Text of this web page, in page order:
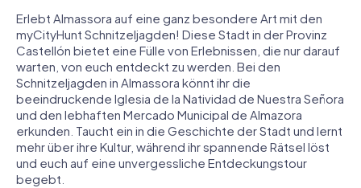
Erlebt Almassora auf eine ganz besondere Art mit den
myCityHunt Schnitzeljagden! Diese Stadt in der Provinz
Castellón bietet eine Fülle von Erlebnissen, die nur darauf
warten, von euch entdeckt zu werden. Bei den
Schnitzeljagden in Almassora könnt ihr die
beeindruckende Iglesia de la Natividad de Nuestra Señora
und den lebhaften Mercado Municipal de Almazora
erkunden. Taucht ein in die Geschichte der Stadt und lernt
mehr über ihre Kultur, während ihr spannende Rätsel löst
und euch auf eine unvergessliche Entdeckungstour
begebt.